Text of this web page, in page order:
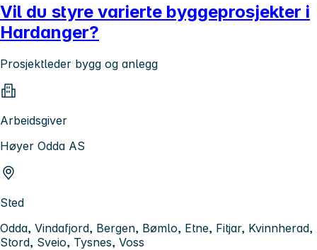
Vil du styre varierte byggeprosjekter i
Hardanger?
Prosjektleder bygg og anlegg
Arbeidsgiver
Høyer Odda AS
Sted
Odda, Vindafjord, Bergen, Bømlo, Etne, Fitjar, Kvinnherad,
Stord, Sveio, Tysnes, Voss